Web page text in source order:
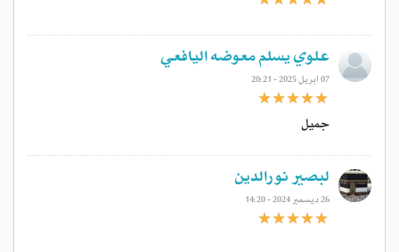
علوي يسلم معوضه اليافعي
07 ابريل 2025 - 20:21
جميل
لبصير نورالدين
26 ديسمبر 2024 - 14:20